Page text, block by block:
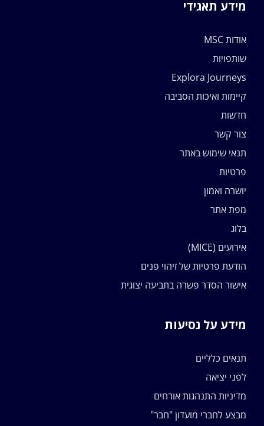
מידע תאגידי
אודות MSC
שותפויות
Explora Journeys
קיימות ואיכות הסביבה
חדשות
צור קשר
תנאי שימוש באתר
פרטיות
יושרה ואמון
מפת אתר
בלוג
אירועים (MICE)
הודעת פרטיות של זיהוי פנים
אישור הסדר פשרה בתביעה יצוגית
מידע על נסיעות
תנאים כלליים
לפני יציאה
מדיניות התנהגות אורחים
מבצע לחברי מועדון "חבר"